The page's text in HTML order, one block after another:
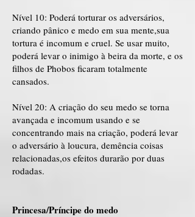
Nível 10: Poderá torturar os adversários,
criando pânico e medo em sua mente,sua
tortura é incomum e cruel. Se usar muito,
poderá levar o inimigo à beira da morte, e os
filhos de Phobos ficaram totalmente
cansados.
Nível 20: A criação do seu medo se torna
avançada e incomum usando e se
concentrando mais na criação, poderá levar
o adversário à loucura, demência coisas
relacionadas,os efeitos durarão por duas
rodadas.
Princesa/Príncipe do medo